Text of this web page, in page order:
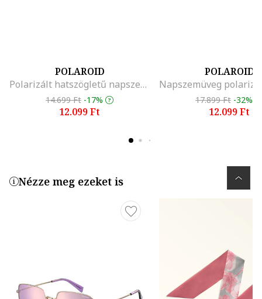
POLAROID
Polarizált hatszögletű napszemüveg, Rózsaszín
14.699 Ft -17%
12.099 Ft
POLAROID
17.899 Ft -32%
12.099 Ft
Nézze meg ezeket is